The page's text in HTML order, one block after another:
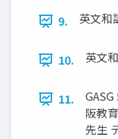
9. 英文和
10. 英文
11.
阪教
先生